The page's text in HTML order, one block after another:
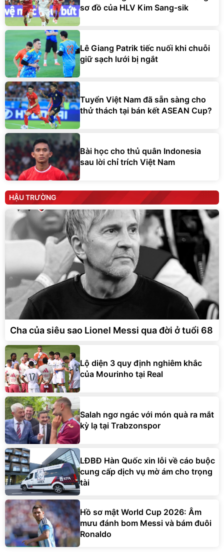
sơ đồ của HLV Kim Sang-sik
Lê Giang Patrik tiếc nuối khi chuỗi
giữ sạch lưới bị ngắt
Tuyển Việt Nam đã sẵn sàng cho
thử thách tại bán kết ASEAN Cup?
Bài học cho thủ quân Indonesia
sau lời chỉ trích Việt Nam
HẬU TRƯỜNG
Cha của siêu sao Lionel Messi qua đời ở tuổi 68
Lộ diện 3 quy định nghiêm khắc
của Mourinho tại Real
Salah ngơ ngác với món quà ra mắt
kỳ lạ tại Trabzonspor
LĐBĐ Hàn Quốc xin lỗi về cáo buộc
cung cấp dịch vụ mờ ám cho trọng
tài
Hồ sơ mật World Cup 2026: Âm
mưu đánh bom Messi và bám đuôi
Ronaldo